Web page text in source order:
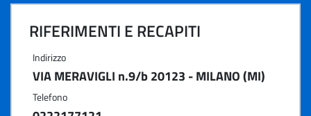
RIFERIMENTI E RECAPITI
Indirizzo
VIA MERAVIGLI n.9/b 20123 - MILANO (MI)
Telefono